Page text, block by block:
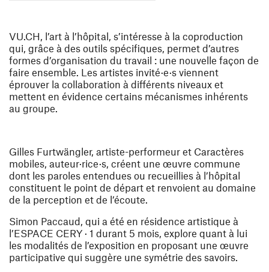
VU.CH, l’art à l’hôpital, s’intéresse à la coproduction
qui, grâce à des outils spécifiques, permet d’autres
formes d’organisation du travail : une nouvelle façon de
faire ensemble. Les artistes invité·e·s viennent
éprouver la collaboration à différents niveaux et
mettent en évidence certains mécanismes inhérents
au groupe.
Gilles Furtwängler, artiste-performeur et Caractères
mobiles, auteur·rice·s, créent une œuvre commune
dont les paroles entendues ou recueillies à l’hôpital
constituent le point de départ et renvoient au domaine
de la perception et de l’écoute.
Simon Paccaud, qui a été en résidence artistique à
l’ESPACE CERY · 1 durant 5 mois, explore quant à lui
les modalités de l’exposition en proposant une œuvre
participative qui suggère une symétrie des savoirs.